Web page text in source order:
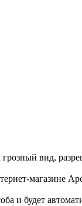
вид,
магазине
и будет